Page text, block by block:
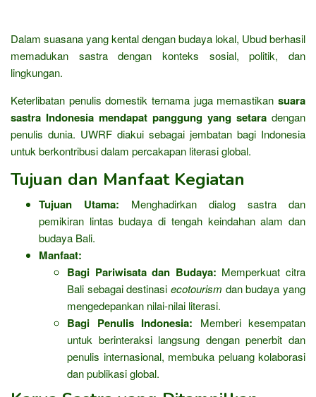
Dalam suasana yang kental dengan budaya lokal, Ubud berhasil
memadukan sastra dengan konteks sosial, politik, dan
lingkungan.
Keterlibatan penulis domestik ternama juga memastikan suara
sastra Indonesia mendapat panggung yang setara dengan
penulis dunia. UWRF diakui sebagai jembatan bagi Indonesia
untuk berkontribusi dalam percakapan literasi global.
Tujuan dan Manfaat Kegiatan
Tujuan Utama: Menghadirkan dialog sastra dan
pemikiran lintas budaya di tengah keindahan alam dan
budaya Bali.
Manfaat:
Bagi Pariwisata dan Budaya: Memperkuat citra
Bali sebagai destinasi ecotourism dan budaya yang
mengedepankan nilai-nilai literasi.
Bagi Penulis Indonesia: Memberi kesempatan
untuk berinteraksi langsung dengan penerbit dan
penulis internasional, membuka peluang kolaborasi
dan publikasi global.